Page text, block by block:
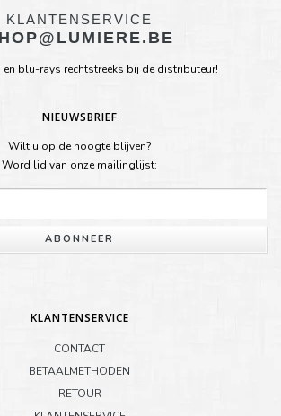
KLANTENSERVICE
blu-rays rechtstreeks bij de distributeur!
NIEUWSBRIEF
Wilt u op de hoogte blijven?
Word lid van onze mailinglijst:
ABONNEER
KLANTENSERVICE
CONTACT
BETAALMETHODEN
RETOUR